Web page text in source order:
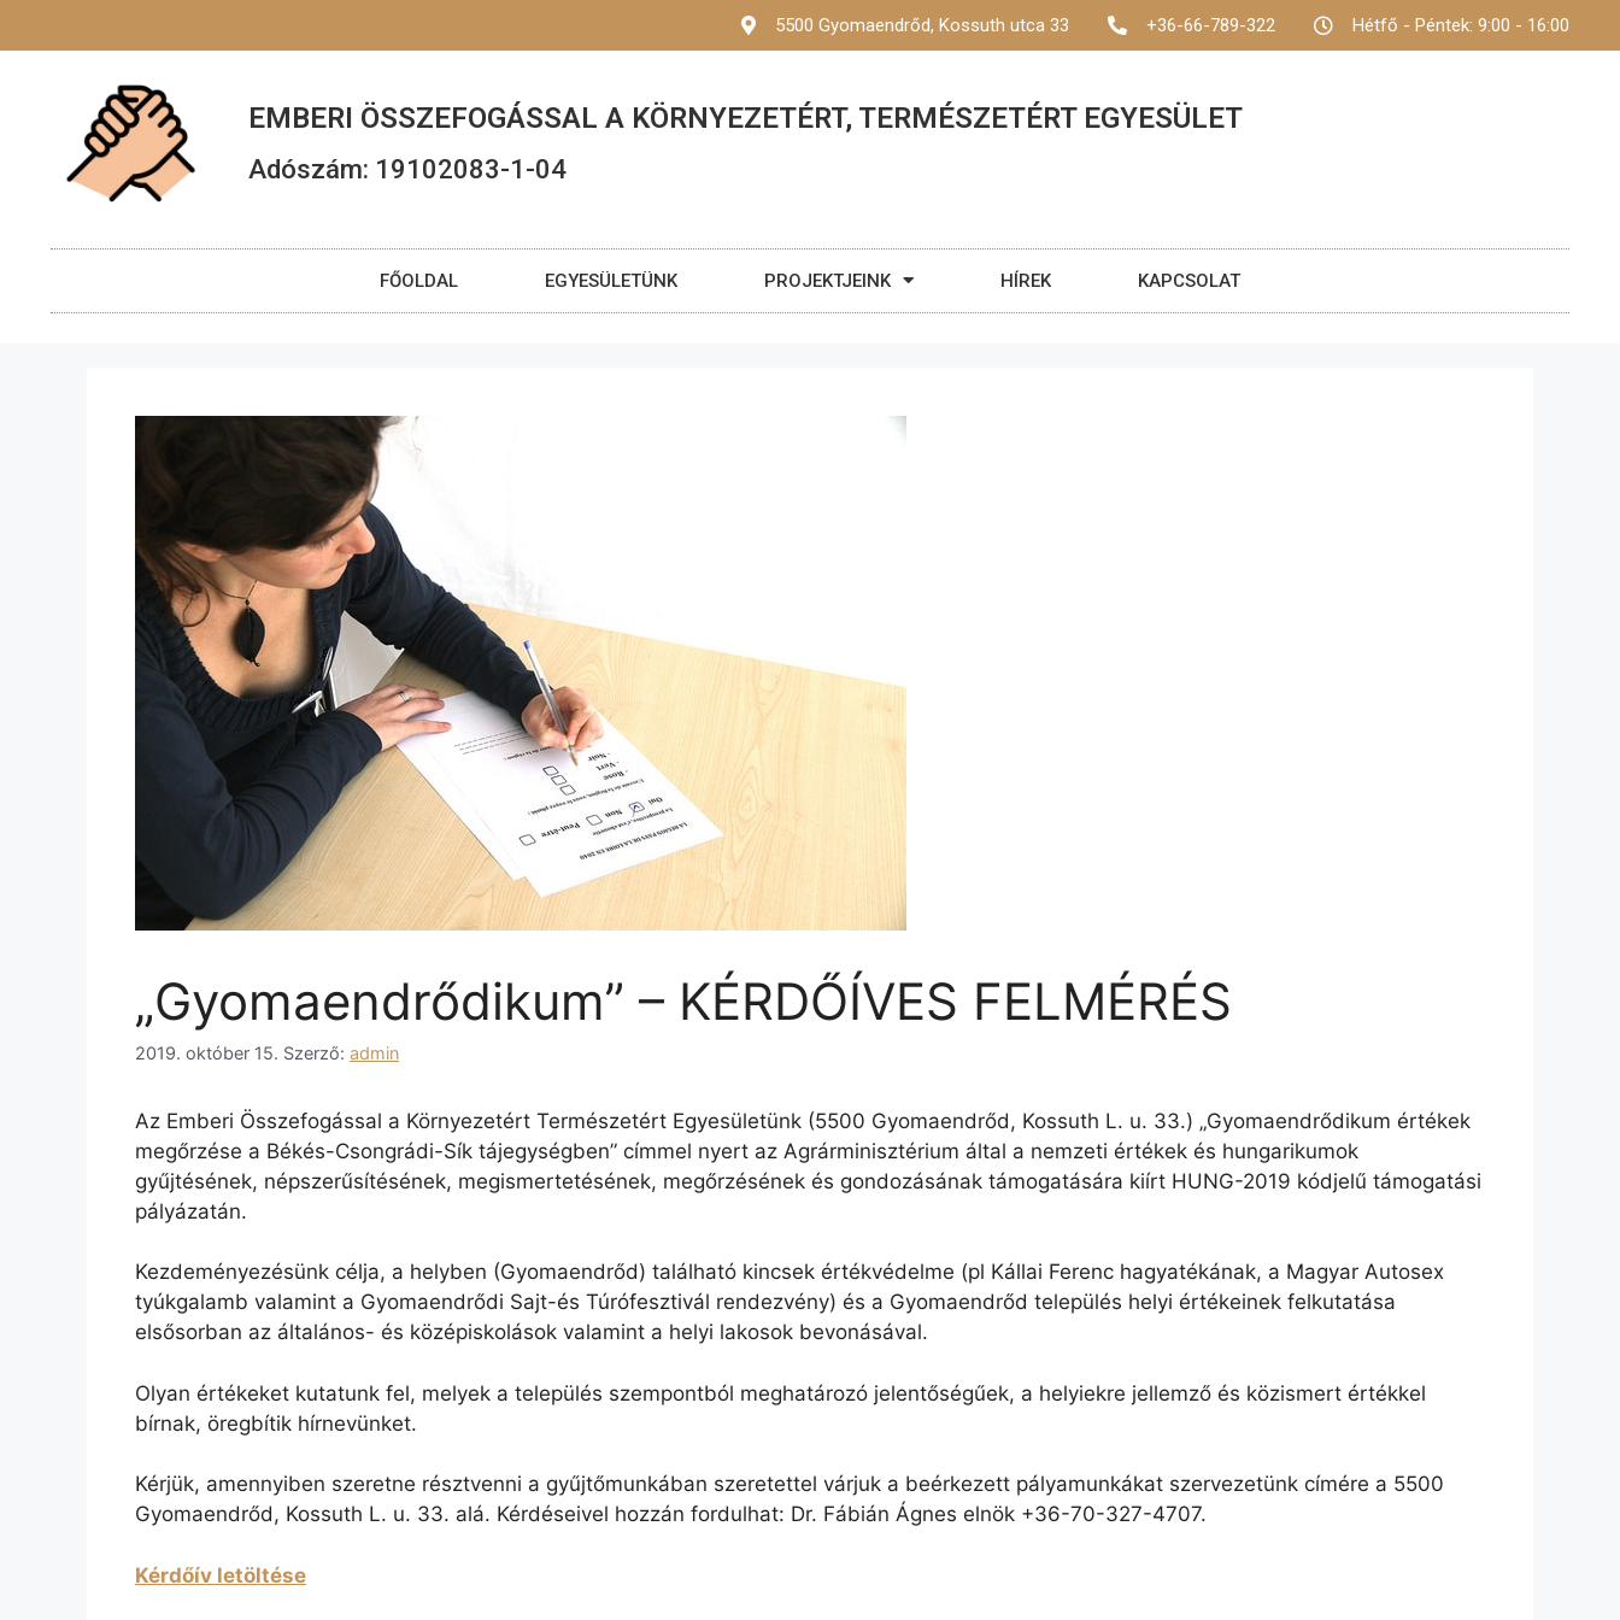
5500 Gyomaendrőd, Kossuth utca 33 +36-66-789-322 Hétfő - Péntek: 9:00 - 16:00
EMBERI ÖSSZEFOGÁSSAL A KÖRNYEZETÉRT, TERMÉSZETÉRT EGYESÜLET
Adószám: 19102083-1-04
FŐOLDAL EGYESÜLETÜNK PROJEKTJEINK HÍREK KAPCSOLAT
„Gyomaendrődikum” – KÉRDŐÍVES FELMÉRÉS
2019. október 15. Szerző: admin
Az Emberi Összefogással a Környezetért Természetért Egyesületünk (5500 Gyomaendrőd, Kossuth L. u. 33.) „Gyomaendrődikum értékek
megőrzése a Békés-Csongrádi-Sík tájegységben” címmel nyert az Agrárminisztérium által a nemzeti értékek és hungarikumok
gyűjtésének, népszerűsítésének, megismertetésének, megőrzésének és gondozásának támogatására kiírt HUNG-2019 kódjelű támogatási
pályázatán.
Kezdeményezésünk célja, a helyben (Gyomaendrőd) található kincsek értékvédelme (pl Kállai Ferenc hagyatékának, a Magyar Autosex
tyúkgalamb valamint a Gyomaendrődi Sajt-és Túrófesztivál rendezvény) és a Gyomaendrőd település helyi értékeinek felkutatása
elsősorban az általános- és középiskolások valamint a helyi lakosok bevonásával.
Olyan értékeket kutatunk fel, melyek a település szempontból meghatározó jelentőségűek, a helyiekre jellemző és közismert értékkel
bírnak, öregbítik hírnevünket.
Kérjük, amennyiben szeretne résztvenni a gyűjtőmunkában szeretettel várjuk a beérkezett pályamunkákat szervezetünk címére a 5500
Gyomaendrőd, Kossuth L. u. 33. alá. Kérdéseivel hozzán fordulhat: Dr. Fábián Ágnes elnök +36-70-327-4707.
Kérdőív letöltése